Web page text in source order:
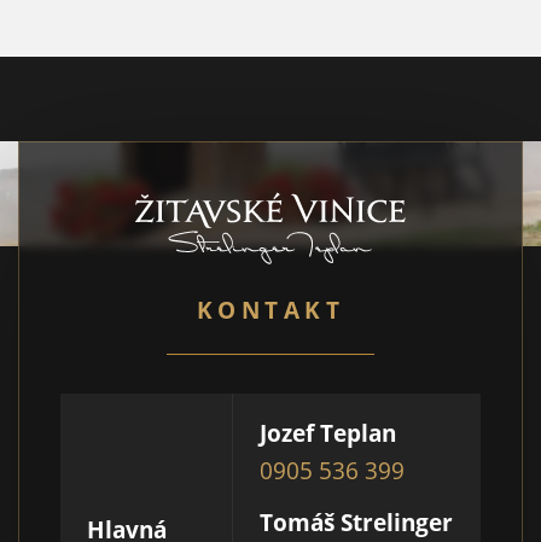
KONTAKT
Hlavná
Jozef Teplan
0905 536 399
Tomáš Strelinger